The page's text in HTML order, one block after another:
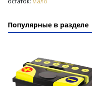
Популярные в разделе